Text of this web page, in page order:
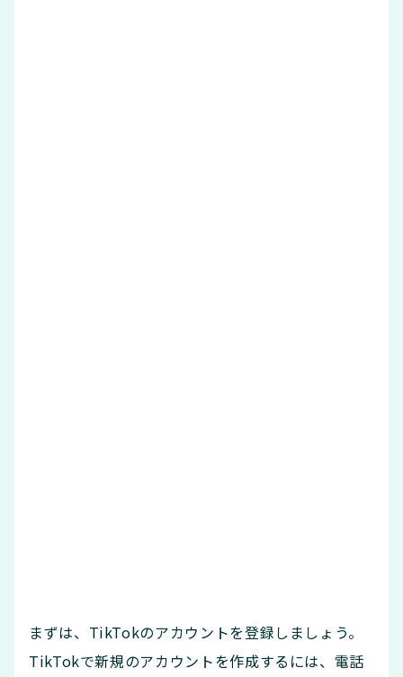
まずは、TikTokのアカウントを登録しましょう。
TikTokで新規のアカウントを作成するには、電話